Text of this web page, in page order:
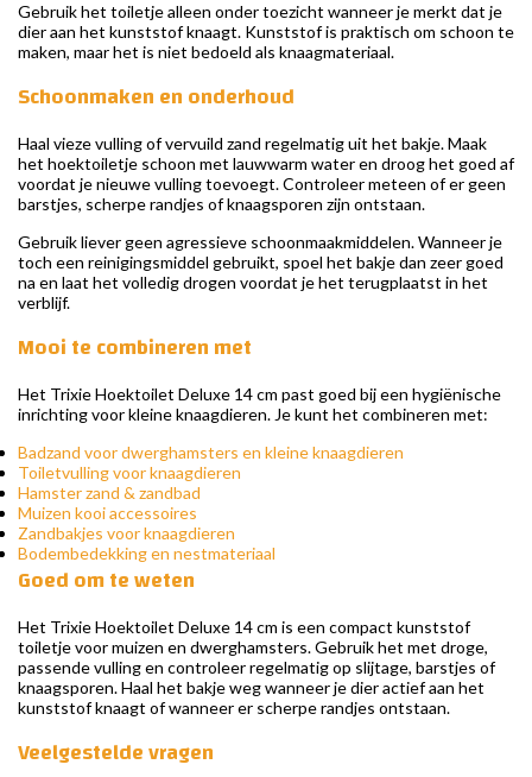
Gebruik het toiletje alleen onder toezicht wanneer je merkt dat je
dier aan het kunststof knaagt. Kunststof is praktisch om schoon te
maken, maar het is niet bedoeld als knaagmateriaal.
Schoonmaken en onderhoud
Haal vieze vulling of vervuild zand regelmatig uit het bakje. Maak
het hoektoiletje schoon met lauwwarm water en droog het goed af
voordat je nieuwe vulling toevoegt. Controleer meteen of er geen
barstjes, scherpe randjes of knaagsporen zijn ontstaan.
Gebruik liever geen agressieve schoonmaakmiddelen. Wanneer je
toch een reinigingsmiddel gebruikt, spoel het bakje dan zeer goed
na en laat het volledig drogen voordat je het terugplaatst in het
verblijf.
Mooi te combineren met
Het Trixie Hoektoilet Deluxe 14 cm past goed bij een hygiënische
inrichting voor kleine knaagdieren. Je kunt het combineren met:
Badzand voor dwerghamsters en kleine knaagdieren
Toiletvulling voor knaagdieren
Hamster zand & zandbad
Muizen kooi accessoires
Zandbakjes voor knaagdieren
Bodembedekking en nestmateriaal
Goed om te weten
Het Trixie Hoektoilet Deluxe 14 cm is een compact kunststof
toiletje voor muizen en dwerghamsters. Gebruik het met droge,
passende vulling en controleer regelmatig op slijtage, barstjes of
knaagsporen. Haal het bakje weg wanneer je dier actief aan het
kunststof knaagt of wanneer er scherpe randjes ontstaan.
Veelgestelde vragen